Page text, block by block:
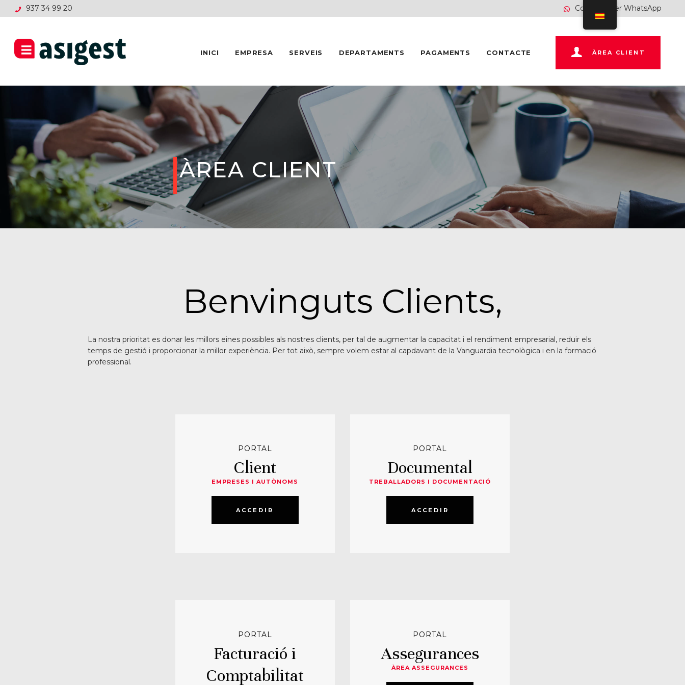
937 34 99 20 Contacte per WhatsApp
INICI EMPRESA SERVEIS DEPARTAMENTS PAGAMENTS CONTACTE ÀREA CLIENT
INICI
DEPARTAMENTS
PAGAMENTS
CONTACTE
ÀREA CLIENT
Benvinguts Clients,
La nostra prioritat es donar les millors eines possibles als nostres clients, per tal de augmentar la capacitat i el rendiment empresarial, reduir els
temps de gestió i proporcionar la millor experiència. Per tot això, sempre volem estar al capdavant de la Vanguardia tecnològica i en la formació
professional.
PORTAL
Client
EMPRESES I AUTÒNOMS
ACCEDIR
PORTAL
Documental
TREBALLADORS I DOCUMENTACIÓ
ACCEDIR
PORTAL
Facturació i
Comptabilitat
PORTAL
Assegurances
ÀREA ASSEGURANCES